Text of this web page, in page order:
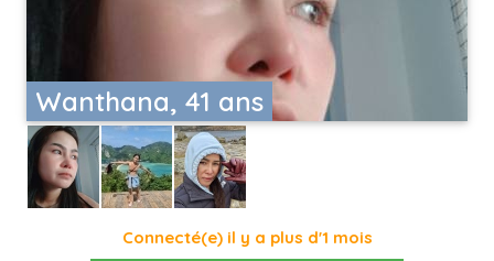
Wanthana, 41 ans
Connecté(e) il y a plus d'1 mois